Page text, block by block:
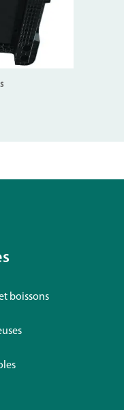
boissons